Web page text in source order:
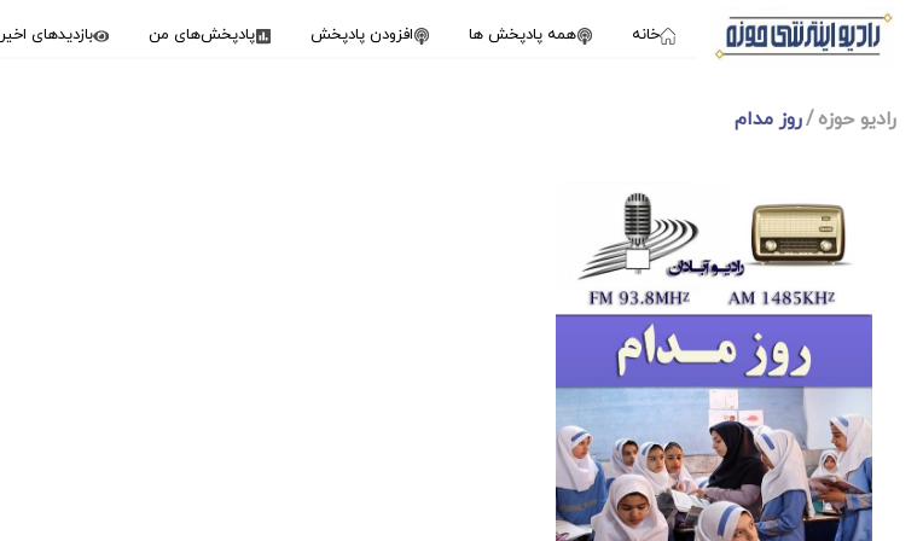
خانه همه پادپخش ها افزودن پادپخش پادپخش‌های من بازدیدهای اخیر
رادیو حوزه روز مدام